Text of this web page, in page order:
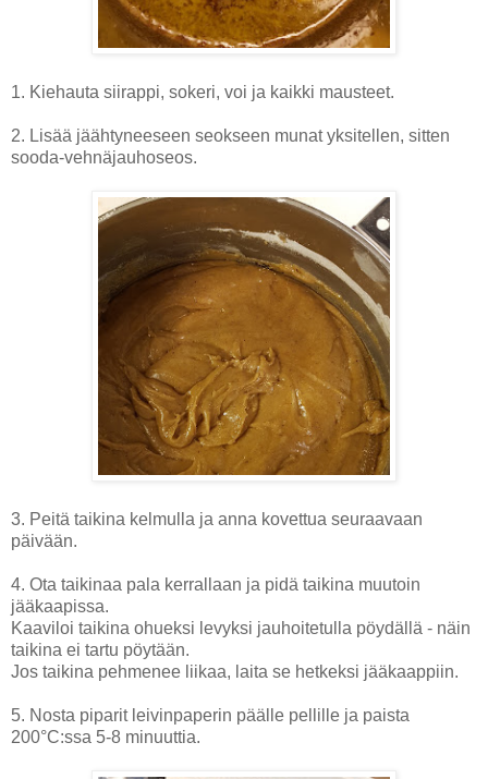
1. Kiehauta siirappi, sokeri, voi ja kaikki mausteet.
2. Lisää jäähtyneeseen seokseen munat yksitellen, sitten
sooda-vehnäjauhoseos.
3. Peitä taikina kelmulla ja anna kovettua seuraavaan
päivään.
4. Ota taikinaa pala kerrallaan ja pidä taikina muutoin
jääkaapissa.
Kaaviloi taikina ohueksi levyksi jauhoitetulla pöydällä - näin
taikina ei tartu pöytään.
Jos taikina pehmenee liikaa, laita se hetkeksi jääkaappiin.
5. Nosta piparit leivinpaperin päälle pellille ja paista
200°C:ssa 5-8 minuuttia.